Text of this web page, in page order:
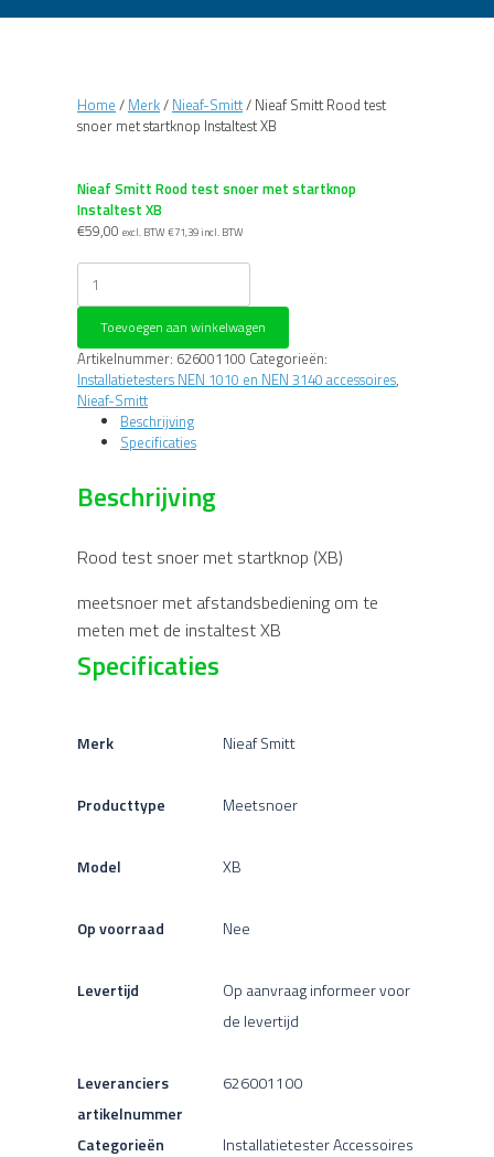
Home / Merk/ Nieaf-Smitt/ Nieaf Smitt Rood test
snoer met startknop Instaltest XB
Nieaf Smitt Rood test snoer met startknop
Instaltest XB
€59,00 excl. BTW €71,39 incl. BTW
Nieaf
Smitt
Rood
snoer
met
startknop
Instaltest
Toevoegen aan winkelwagen
Artikelnummer: 626001100 Categorieën:
Installatietesters NEN 1010 en NEN 3140 accessoires,
Nieaf-Smitt
Beschrijving
Specificaties
Beschrijving
Rood test snoer met startknop (XB)
meetsnoer met afstandsbediening om te
meten met de instaltest XB
Specificaties
Merk Nieaf Smitt
Producttype Meetsnoer
Model XB
Op voorraad Nee
Levertijd
Op aanvraag informeer voor
de levertijd
Leveranciers
artikelnummer
626001100
Categorieën
Installatietester Accessoires